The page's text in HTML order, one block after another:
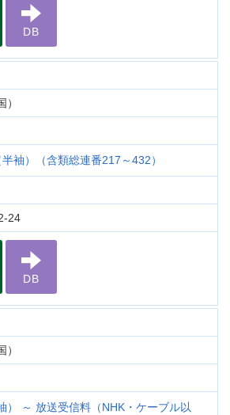
DB
袖）（含類総連番217～432）
24
DB
） ～ 放送受信料（NHK・ケーブル以